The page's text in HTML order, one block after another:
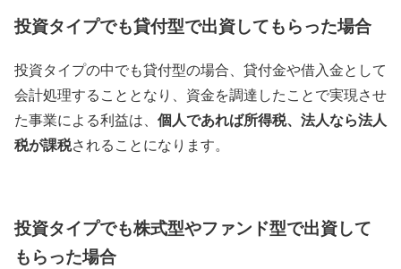
投資タイプでも貸付型で出資してもらった場合
投資タイプの中でも貸付型の場合、貸付金や借入金として
会計処理することとなり、資金を調達したことで実現させ
た事業による利益は、 個人であれば所得税、法人なら法人
税が課税されることになります。
投資タイプでも株式型やファンド型で出資して
もらった場合